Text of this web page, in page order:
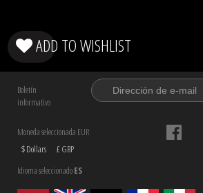
ADD TO WISHLIST
Boletín
informativo
Moneda seleccionada EUR
$ Dollars
£ GBP
Idioma seleccionadoES